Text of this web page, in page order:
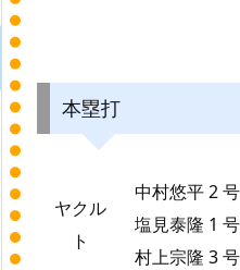
本塁打
ヤクル
ト
中村悠平 2
塩見泰隆 1
村上宗隆 3